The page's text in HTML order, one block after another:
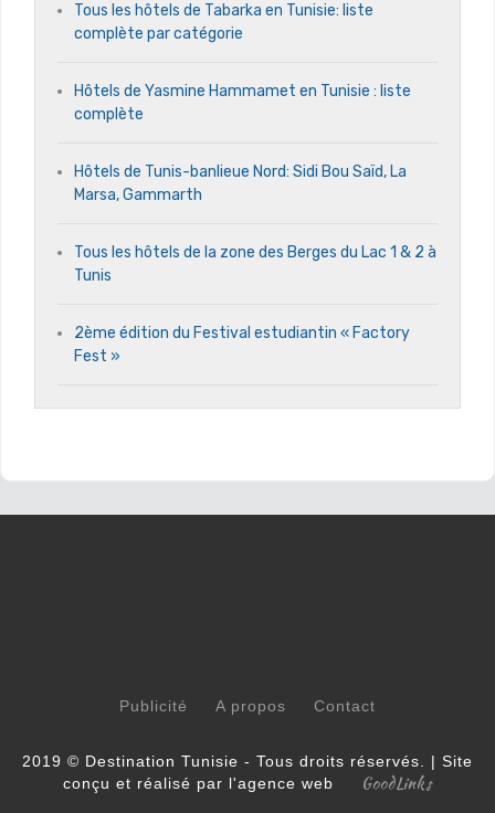
Tous les hôtels de Tabarka en Tunisie: liste
complète par catégorie
Hôtels de Yasmine Hammamet en Tunisie : liste
complète
Hôtels de Tunis-banlieue Nord: Sidi Bou Saïd, La
Marsa, Gammarth
Tous les hôtels de la zone des Berges du Lac 1 & 2 à
Tunis
2ème édition du Festival estudiantin « Factory
Fest »
Publicité A propos Contact
2019 © Destination Tunisie - Tous droits réservés. | Site
conçu et réalisé par l'agence web
GoodLinks